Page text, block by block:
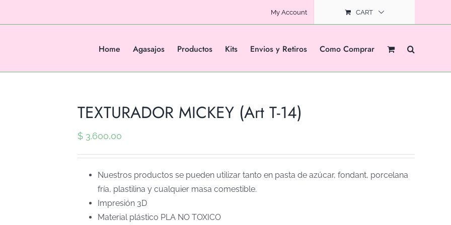
My Account CART
Home Agasajos Productos Kits Envios y Retiros Como Comprar
TEXTURADOR MICKEY (Art T-14)
$ 3.600,00
Nuestros productos se pueden utilizar tanto en pasta de azúcar, fondant, porcelana
fría, plastilina y cualquier masa comestible.
Impresión 3D
Material plástico PLA NO TOXICO